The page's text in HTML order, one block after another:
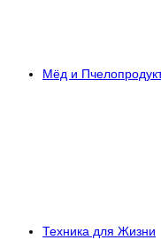
Мёд и
Техника для Жизни